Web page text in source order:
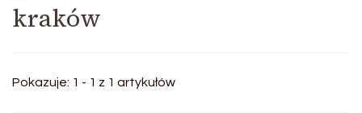
kraków
Pokazuje: 1 - 1 z 1 artykułów